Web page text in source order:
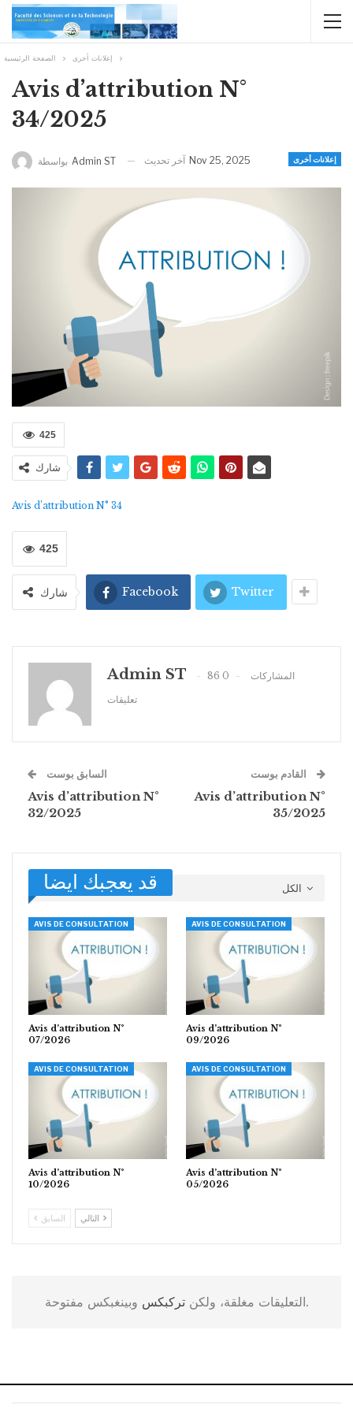
الصفحة الرئيسية إعلانات أخرى
Avis d’attribution N°
34/2025
إعلانات أخرى Admin ST Nov 25, 2025
425
شارك
Avis d’attribution N° 34
425
شارك Facebook Twitter
Admin ST 86 المشاركات
0
تعليقات
السابق بوست
Avis d’attribution N°
32/2025
Avis d’attribution N°
35/2025
قد يعجبك ايضا
AVIS DE CONSULTATION
Avis d’attribution N°
07/2026
AVIS DE CONSULTATION
Avis d’attribution N°
09/2026
AVIS DE CONSULTATION
Avis d’attribution N°
10/2026
AVIS DE CONSULTATION
Avis d’attribution N°
05/2026
السابق
التعليقات مغلقة، ولكنتركبكس وبينغبكس مفتوحة.